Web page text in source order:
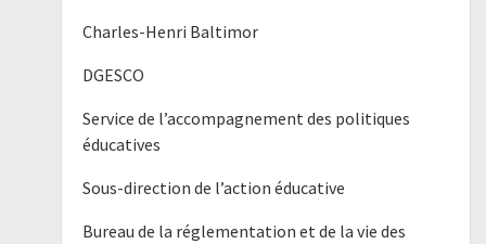
Charles-Henri Baltimor
DGESCO
Service de l’accompagnement des politiques
éducatives
Sous-direction de l’action éducative
Bureau de la réglementation et de la vie des